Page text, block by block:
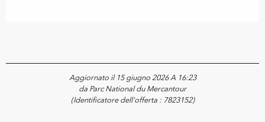
Aggiornato il 15 giugno 2026 A 16:23
da Parc National du Mercantour
(Identificatore dell'offerta : 7823152)